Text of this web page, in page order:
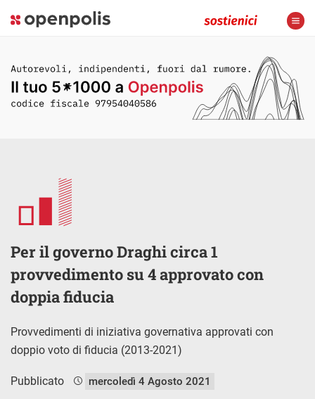
Per il governo Draghi circa 1
provvedimento su 4 approvato con
doppia fiducia
Provvedimenti di iniziativa governativa approvati con
doppio voto di fiducia (2013-2021)
Pubblicato mercoledì 4 Agosto 2021